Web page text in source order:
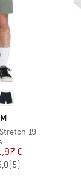
19
pris
€
(5)